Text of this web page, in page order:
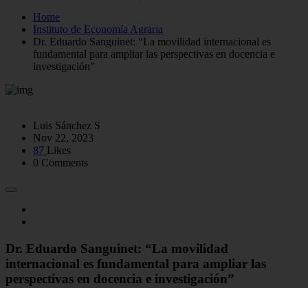
Home
Instituto de Economía Agraria
Dr. Eduardo Sanguinet: “La movilidad internacional es
fundamental para ampliar las perspectivas en docencia e
investigación”
Luis Sánchez S
Nov 22, 2023
87 Likes
0 Comments
Dr. Eduardo Sanguinet: “La movilidad
internacional es fundamental para ampliar las
perspectivas en docencia e investigación”